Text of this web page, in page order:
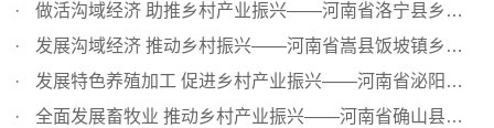
做活沟域经济 助推乡村产业振兴——河南省洛宁县乡村产业振...
发展沟域经济 推动乡村振兴——河南省嵩县饭坡镇乡村产业振...
发展特色养殖加工 促进乡村产业振兴——河南省泌阳县夏南牛...
全面发展畜牧业 推动乡村产业振兴——河南省确山县畜牧业发...